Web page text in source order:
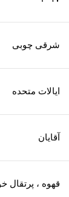
شرقی چوبی
ایالات متحده
آقایان
قهوه ، پرتقال